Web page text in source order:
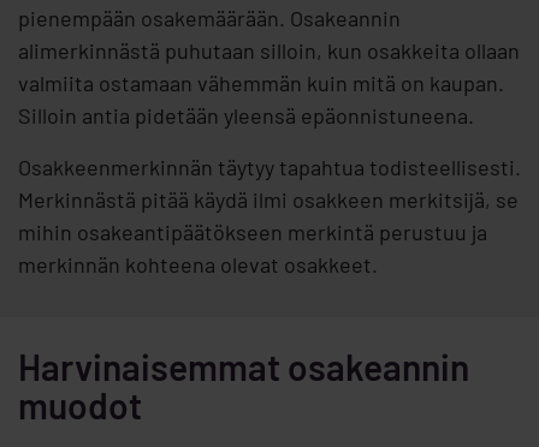
pienempään osakemäärään. Osakeannin
alimerkinnästä puhutaan silloin, kun osakkeita ollaan
valmiita ostamaan vähemmän kuin mitä on kaupan.
Silloin antia pidetään yleensä epäonnistuneena.
Osakkeenmerkinnän täytyy tapahtua todisteellisesti.
Merkinnästä pitää käydä ilmi osakkeen merkitsijä, se
mihin osakeantipäätökseen merkintä perustuu ja
merkinnän kohteena olevat osakkeet.
Harvinaisemmat osakeannin
muodot